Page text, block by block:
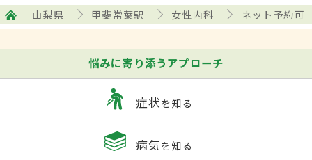
山梨県 甲斐常葉駅 女性内科 ネット予約可
悩みに寄り添うアプローチ
症状を知る
病気を知る